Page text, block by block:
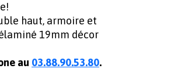
haut, armoire et
19mm décor
au 03.88.90.53.80.